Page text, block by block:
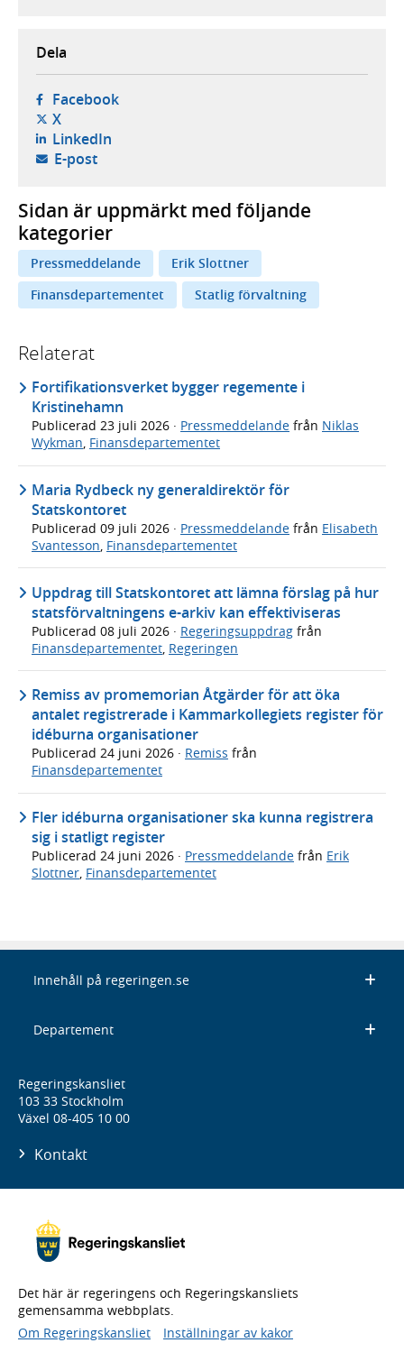
Dela
Facebook- öppnas i ny flik, extern webbplats,
X- öppnas i ny flik, extern webbplats,
LinkedIn- öppnas i ny flik, extern webbplats,
E-post- öppnar din e-postklient,
Sidan är uppmärkt med följande
kategorier
Pressmeddelande
Erik Slottner
Finansdepartementet
Statlig förvaltning
Relaterat
Fortifikationsverket bygger regemente i
Kristinehamn
Publicerad 23 juli 2026 · Pressmeddelande från Niklas
Wykman, Finansdepartementet
Maria Rydbeck ny generaldirektör för
Statskontoret
Publicerad 09 juli 2026 · Pressmeddelande från Elisabeth
Svantesson, Finansdepartementet
Uppdrag till Statskontoret att lämna förslag på hur
statsförvaltningens e-arkiv kan effektiviseras
Publicerad 08 juli 2026 · Regeringsuppdrag från
Finansdepartementet Regeringen
Remiss av promemorian Åtgärder för att öka
antalet registrerade i Kammarkollegiets register för
idéburna organisationer
Publicerad 24 juni 2026 · Remiss från
Finansdepartementet
Fler idéburna organisationer ska kunna registrera
sig i statligt register
Publicerad 24 juni 2026 · Pressmeddelande från Erik
Slottner, Finansdepartementet
Innehåll på regeringen.se
Departement
Regeringskansliet
103 33 Stockholm
Växel 08-405 10 00
Kontakt
Det här är regeringens och Regeringskansliets
gemensamma webbplats.
Om Regeringskansliet
Inställningar av kakor